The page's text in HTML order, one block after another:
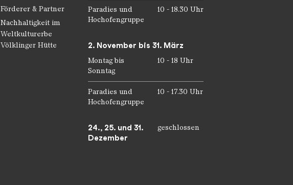
Förderer & Partner
Nachhaltigkeit im
Weltkulturerbe
Völklinger Hütte
Paradies und
Hochofengruppe
10 - 18.30 Uhr
2. November bis 31. März
Montag bis
Sonntag
10 - 18 Uhr
Paradies und
Hochofengruppe
10 - 17.30 Uhr
24., 25. und 31.
Dezember
geschlossen